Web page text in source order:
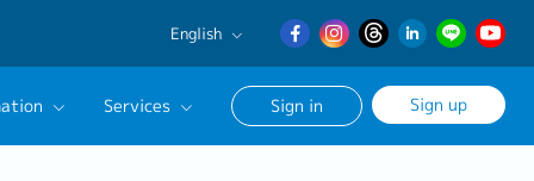
English
English
日本語
Services Sign in Sign up